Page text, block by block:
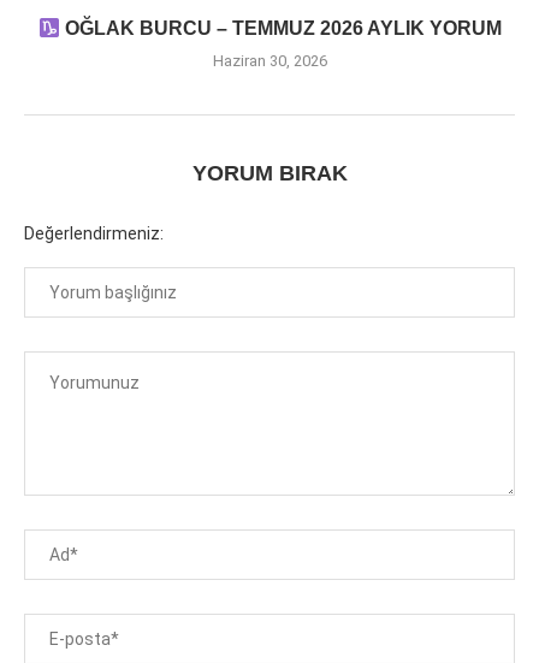
OĞLAK BURCU – TEMMUZ 2026 AYLIK YORUM
Haziran 30, 2026
YORUM BIRAK
Değerlendirmeniz: